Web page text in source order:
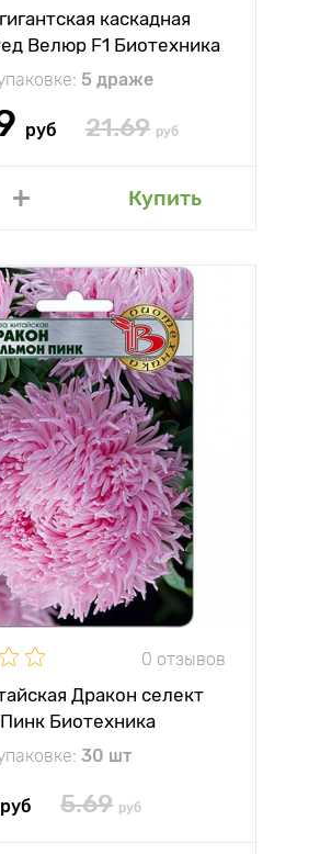
каскадная
Велюр F1 Биотехника
5 драже
руб 21.69 руб
Купить
0 отзывов
Дракон селект
Биотехника
30 шт
руб 5.69 руб